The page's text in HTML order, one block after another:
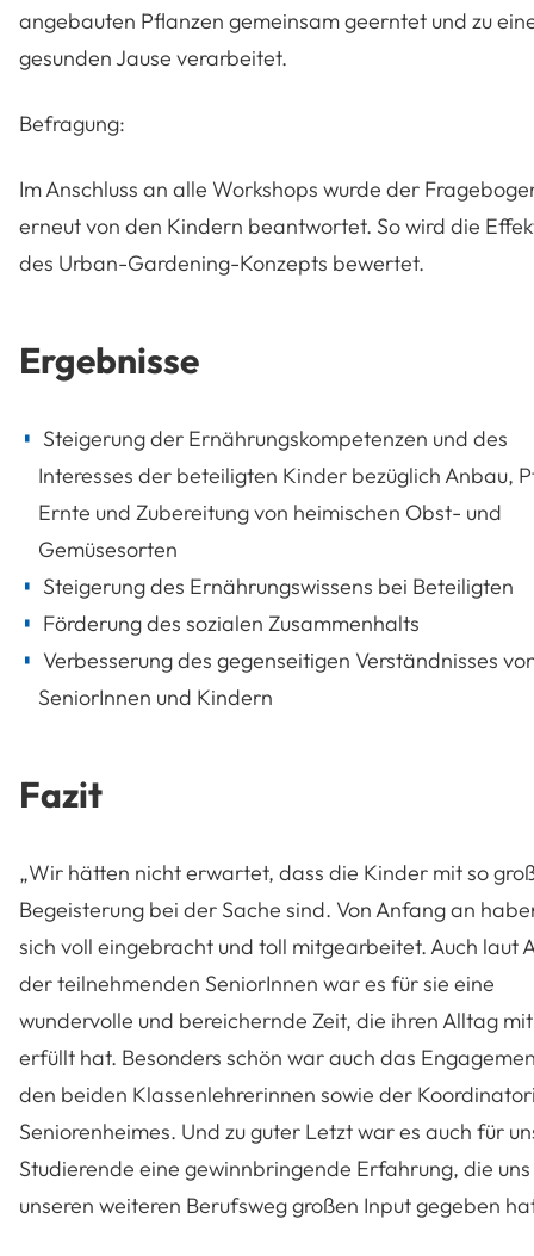
angebauten Pflanzen gemeinsam geerntet und zu
gesunden Jause verarbeitet.
Befragung:
Im Anschluss an alle Workshops wurde der
erneut von den Kindern beantwortet. So wird die
des Urban-Gardening-Konzepts bewertet.
Ergebnisse
Steigerung der Ernährungskompetenzen und des
Interesses der beteiligten Kinder bezüglich Anbau,
Ernte und Zubereitung von heimischen Obst- und
Gemüsesorten
Steigerung des Ernährungswissens bei Beteiligten
Förderung des sozialen Zusammenhalts
Verbesserung des gegenseitigen Verständnisses
SeniorInnen und Kindern
Fazit
„Wir hätten nicht erwartet, dass die Kinder mit so
Begeisterung bei der Sache sind. Von Anfang an
sich voll eingebracht und toll mitgearbeitet. Auch laut
der teilnehmenden SeniorInnen war es für sie eine
wundervolle und bereichernde Zeit, die ihren Alltag
erfüllt hat. Besonders schön war auch das
den beiden Klassenlehrerinnen sowie der
Seniorenheimes. Und zu guter Letzt war es auch für
Studierende eine gewinnbringende Erfahrung, die
unseren weiteren Berufsweg großen Input gegeben